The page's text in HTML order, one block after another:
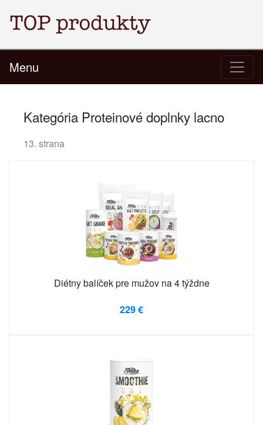
Menu
Kategória Proteinové doplnky lacno
13. strana
Diétny balíček pre mužov na 4 týždne
229 €